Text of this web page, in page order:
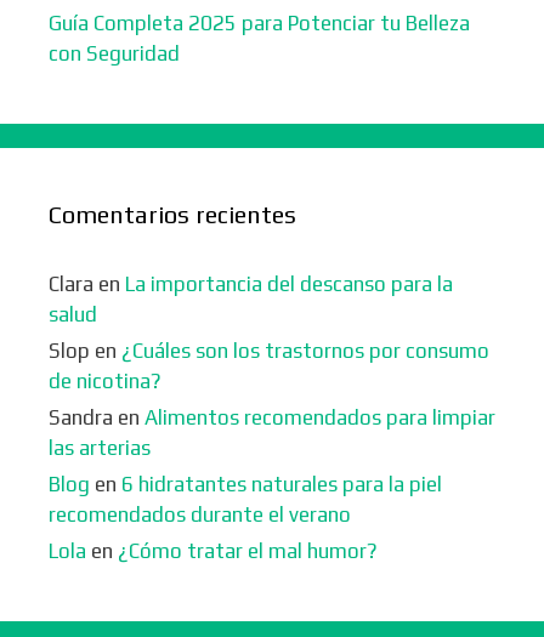
Guía Completa 2025 para Potenciar tu Belleza
con Seguridad
Comentarios recientes
Clara en La importancia del descanso para la
salud
Slop en ¿Cuáles son los trastornos por consumo
de nicotina?
Sandra en Alimentos recomendados para limpiar
las arterias
Blog en 6 hidratantes naturales para la piel
recomendados durante el verano
Lola en ¿Cómo tratar el mal humor?